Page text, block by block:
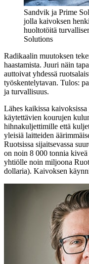
Sandvik ja Prime
jolla kaivoksen
huoltotöitä
Solutions
Radikaalin muutoksen
haastamista. Juuri näin
auttoivat yhdessä
työskentelytavan. Tulos:
ja turvallisuus.
Lähes kaikissa
käytettävien kourujen
hihnakuljettimille että
yleisiä laitteiden
Ruotsissa sijaitsevassa
on noin 8 000 tonnia
yhtiölle noin miljoona
dollaria). Kaivoksen